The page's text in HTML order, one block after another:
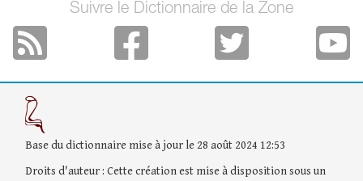
Suivre le Dictionnaire de la Zone
Base du dictionnaire mise à jour le 28 août 2024 12:53
Droits d'auteur : Cette création est mise à disposition sous un